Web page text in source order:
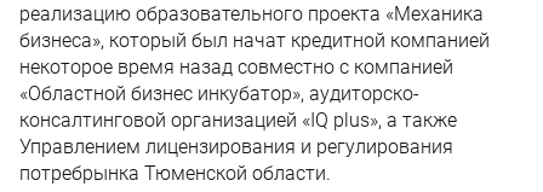
реализацию образовательного проекта «Механика
бизнеса», который был начат кредитной компанией
некоторое время назад совместно с компанией
«Областной бизнес инкубатор», аудиторско-
консалтинговой организацией «IQ plus», а также
Управлением лицензирования и регулирования
потребрынка Тюменской области.